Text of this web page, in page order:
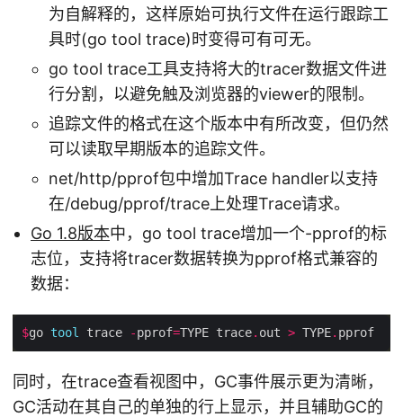
为自解释的，这样原始可执行文件在运行跟踪工
具时(go tool trace)时变得可有可无。
go tool trace工具支持将大的tracer数据文件进
行分割，以避免触及浏览器的viewer的限制。
追踪文件的格式在这个版本中有所改变，但仍然
可以读取早期版本的追踪文件。
net/http/pprof包中增加Trace handler以支持
在/debug/pprof/trace上处理Trace请求。
Go 1.8版本中，go tool trace增加一个-pprof的标
志位，支持将tracer数据转换为pprof格式兼容的
数据：
$go tool trace -pprof=TYPE trace. out > TYPE.
同时，在trace查看视图中，GC事件展示更为清晰，
GC活动在其自己的单独的行上显示，并且辅助GC的